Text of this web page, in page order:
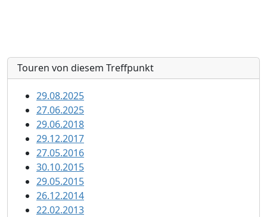
Touren von diesem Treffpunkt
29.08.2025
27.06.2025
29.06.2018
29.12.2017
27.05.2016
30.10.2015
29.05.2015
26.12.2014
22.02.2013